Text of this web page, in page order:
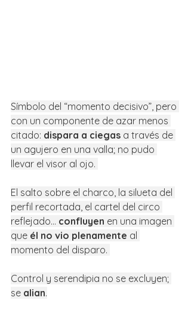
Símbolo del “momento decisivo”, pero
con un componente de azar menos
citado: dispara a ciegas a través de
un agujero en una valla; no pudo
llevar el visor al ojo.
El salto sobre el charco, la silueta del
perfil recortada, el cartel del circo
reflejado… confluyen en una imagen
que él no vio plenamente al
momento del disparo.
Control y serendipia no se excluyen;
se alian.